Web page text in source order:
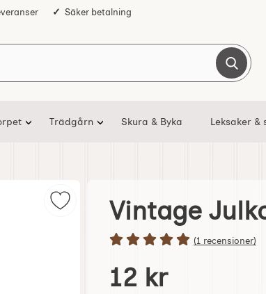
Säker betalning
Trädgårn Skura & Byka Leksaker &
Markera vintage Julkort 10 x 15 cm -
Vintage
Betyg: 5 stjärnor
(1 recensioner)
Handla denna produkt
pris
12 kr